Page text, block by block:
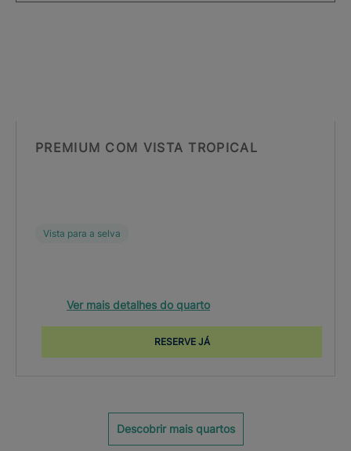
PREMIUM COM VISTA TROPICAL
Vista para a selva
Ver mais detalhes do quarto
RESERVE JÁ
Descobrir mais quartos